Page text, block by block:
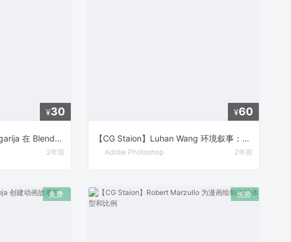
¥30
【CG Staion】Sime Bbugarija 在 Blender 制作 1950年代城市与汽车动画
2年前
¥60
【CG Staion】Luhan Wang 环境叙事：从头脑风暴到渲染
Adobe Photoshop 2年前